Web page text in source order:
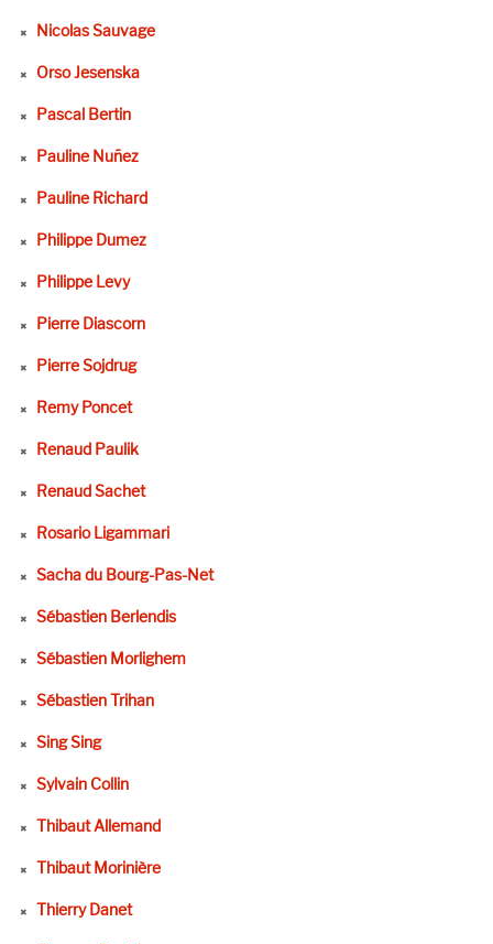
Nicolas Sauvage
Orso Jesenska
Pascal Bertin
Pauline Nuñez
Pauline Richard
Philippe Dumez
Philippe Levy
Pierre Diascorn
Pierre Sojdrug
Remy Poncet
Renaud Paulik
Renaud Sachet
Rosario Ligammari
Sacha du Bourg-Pas-Net
Sébastien Berlendis
Sébastien Morlighem
Sébastien Trihan
Sing Sing
Sylvain Collin
Thibaut Allemand
Thibaut Morinière
Thierry Danet